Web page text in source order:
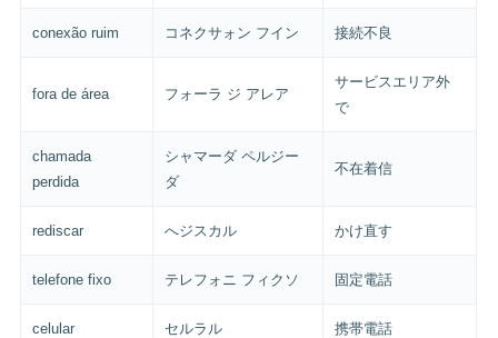
conexão ruim コネクサォン フイン 接続不良
fora de área フォーラ ジ アレア
サービスエリア外
で
chamada
perdida
シャマーダ ペルジー
ダ
不在着信
rediscar へジスカル かけ直す
telefone fixo テレフォニ フィクソ 固定電話
celular セルラル 携帯電話